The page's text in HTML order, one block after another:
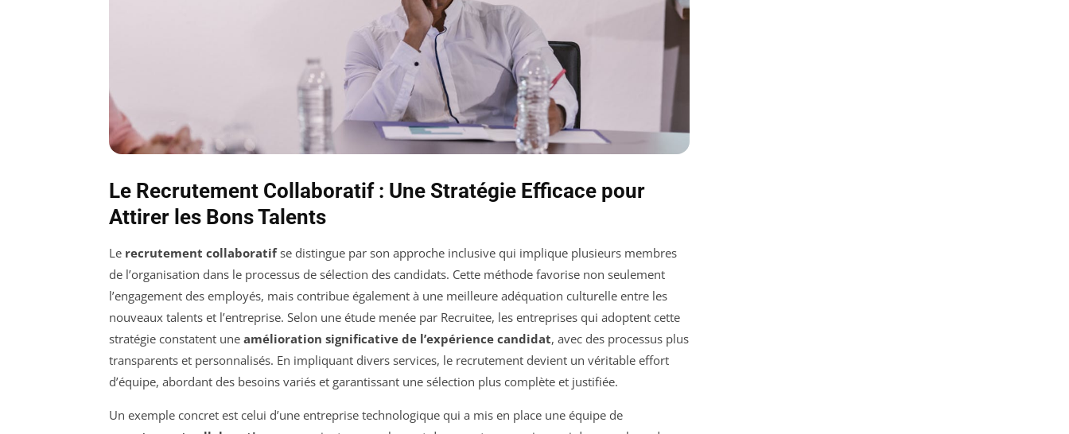
Le Recrutement Collaboratif : Une Stratégie Efficace pour
Attirer les Bons Talents
Le recrutement collaboratifse distingue par son approche inclusive qui implique plusieurs membres
de l’organisation dans le processus de sélection des candidats. Cette méthode favorise non seulement
l’engagement des employés, mais contribue également à une meilleure adéquation culturelle entre les
nouveaux talents et l’entreprise. Selon une étude menée par Recruitee, les entreprises qui adoptent cette
stratégie constatent une amélioration significative de l’expérience candidat, avec des processus plus
transparents et personnalisés. En impliquant divers services, le recrutement devient un véritable effort
d’équipe, abordant des besoins variés et garantissant une sélection plus complète et justifiée.
Un exemple concret est celui d’une entreprise technologique qui a mis en place une équipe de